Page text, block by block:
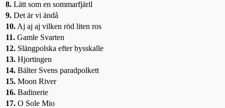
8. Lätt som en sommarfjäril
9. Det är vi ändå
10. Aj aj aj vilken röd liten ros
11. Gamle Svarten
12. Slängpolska efter bysskalle
13. Hjortingen
14. Bälter Svens paradpolkett
15. Moon River
16. Badinerie
17. O Sole Mio